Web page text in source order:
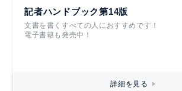
記者ハンドブック第14版
文書を書くすべての人におすすめです！
電子書籍も発売中！
詳細を見る